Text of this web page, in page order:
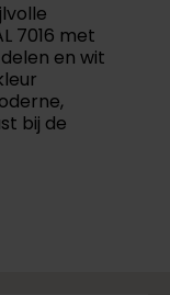
7016 met
en wit
bij de